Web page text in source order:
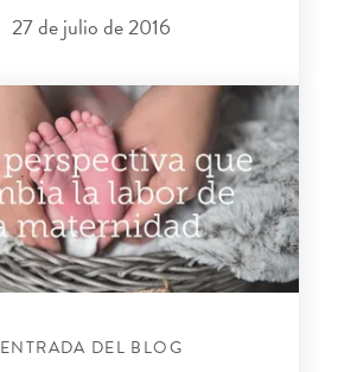
27 de julio de 2016
ENTRADA DEL BLOG